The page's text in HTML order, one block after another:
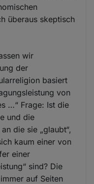
überaus skeptisch
wir
der
basiert
von
…“ Frage: Ist die
und die
die sie „glaubt“,
kaum einer von
einer
sind? Die
auf Seiten